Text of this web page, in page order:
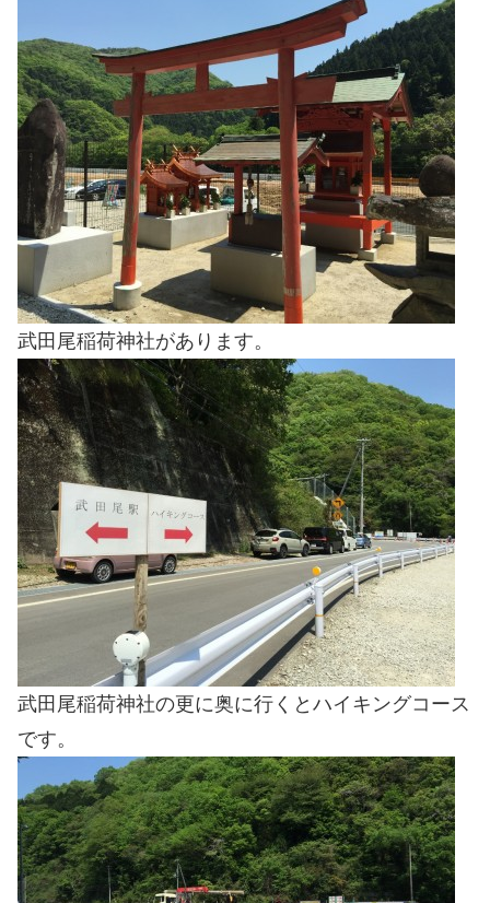
武田尾稲荷神社があります。
武田尾稲荷神社の更に奥に行くとハイキングコース
です。